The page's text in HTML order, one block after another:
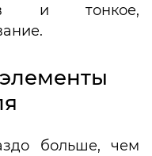
и тонкое,
больше, чем